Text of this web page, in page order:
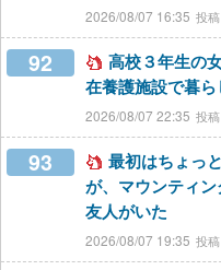
2026/08/07 16:35
92
高校３年生の
在養護施設で暮
2026/08/07 22:35
93
最初はちょっ
が、マウンティ
友人がいた
2026/08/07 19:35